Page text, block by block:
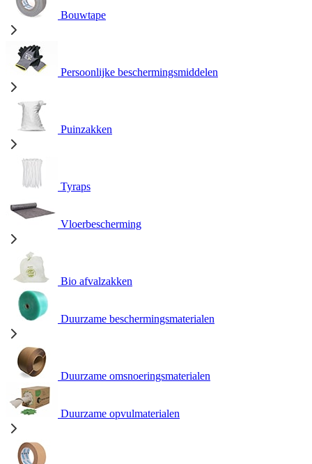
Bouwtape
Persoonlijke beschermingsmiddelen
Puinzakken
Tyraps
Vloerbescherming
Bio afvalzakken
Duurzame beschermingsmaterialen
Duurzame omsnoeringsmaterialen
Duurzame opvulmaterialen